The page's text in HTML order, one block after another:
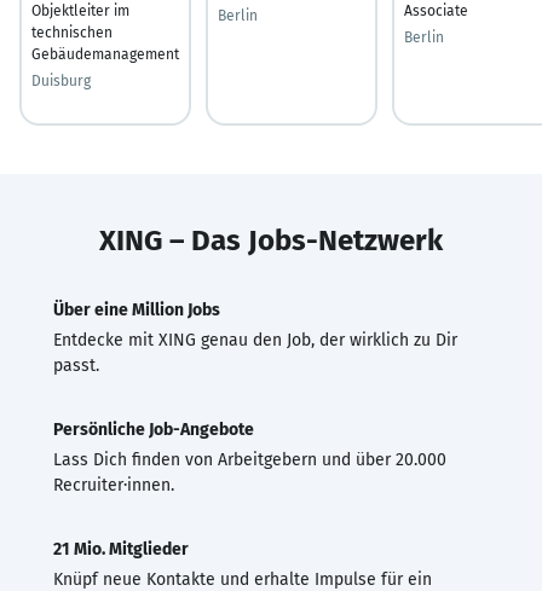
Objektleiter im
technischen
Gebäudemanagement
Duisburg
Berlin
Associate
Berlin
XING – Das Jobs-Netzwerk
Über eine Million Jobs
Entdecke mit XING genau den Job, der wirklich zu Dir
passt.
Persönliche Job-Angebote
Lass Dich finden von Arbeitgebern und über 20.000
Recruiter·innen.
21 Mio. Mitglieder
Knüpf neue Kontakte und erhalte Impulse für ein